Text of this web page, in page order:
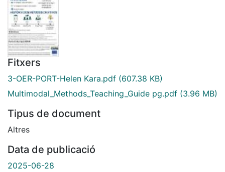
Fitxers
3-OER-PORT-Helen Kara.pdf (607.38 KB)
Multimodal_Methods_Teaching_Guide pg.pdf (3.96 MB)
Tipus de document
Altres
Data de publicació
2025-06-28